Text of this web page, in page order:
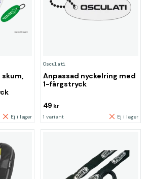
Ej i lager
Osculati
Anpassad nyckelring med
1-färgstryck
49 kr
1 variant Ej i lager